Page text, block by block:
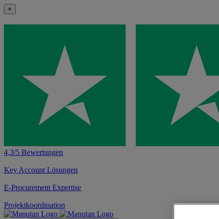
×
4,3/5 Bewertungen
Key Account Lösungen
E-Procurement Expertise
Projektkoordination